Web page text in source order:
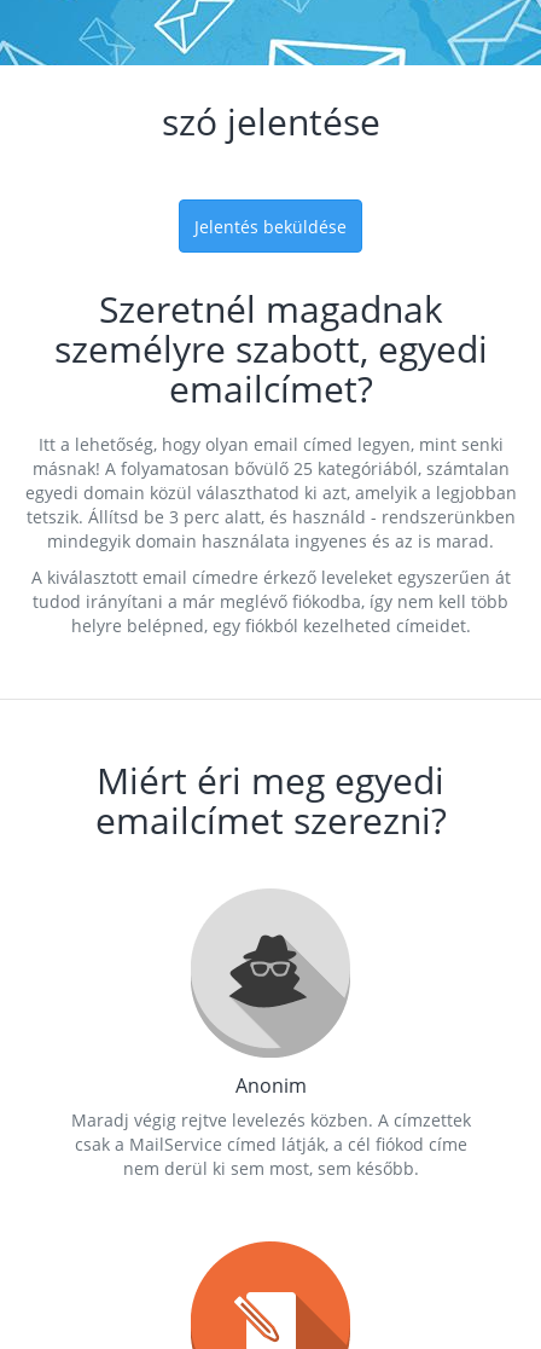
szó jelentése
Jelentés beküldése
Szeretnél magadnak
személyre szabott, egyedi
emailcímet?
Itt a lehetőség, hogy olyan email címed legyen, mint senki
másnak! A folyamatosan bővülő 25 kategóriából, számtalan
egyedi domain közül választhatod ki azt, amelyik a legjobban
tetszik. Állítsd be 3 perc alatt, és használd - rendszerünkben
mindegyik domain használata ingyenes és az is marad.
A kiválasztott email címedre érkező leveleket egyszerűen át
tudod irányítani a már meglévő fiókodba, így nem kell több
helyre belépned, egy fiókból kezelheted címeidet.
Miért éri meg egyedi
emailcímet szerezni?
Anonim
Maradj végig rejtve levelezés közben. A címzettek
csak a MailService címed látják, a cél fiókod címe
nem derül ki sem most, sem később.